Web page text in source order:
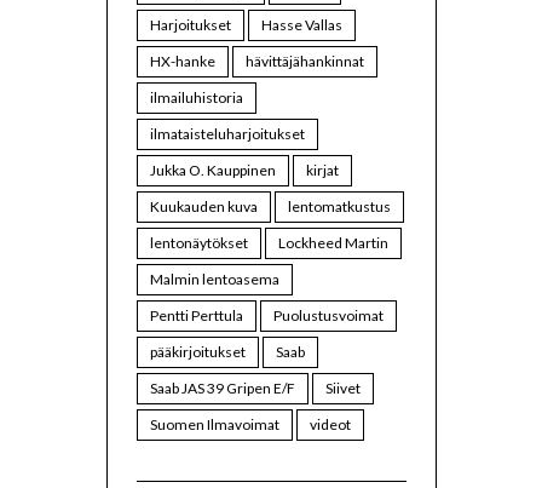
Harjoitukset
Hasse Vallas
HX-hanke
hävittäjähankinnat
ilmailuhistoria
ilmataisteluharjoitukset
Jukka O. Kauppinen
kirjat
Kuukauden kuva
lentomatkustus
lentonäytökset
Lockheed Martin
Malmin lentoasema
Pentti Perttula
Puolustusvoimat
pääkirjoitukset
Saab
Saab JAS 39 Gripen E/F
Siivet
Suomen Ilmavoimat
videot